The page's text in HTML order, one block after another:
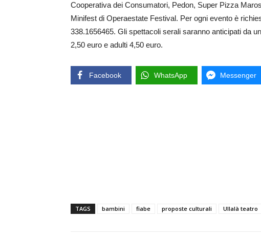
Cooperativa dei Consumatori, Pedon, Super Pizza
Minifest di Operaestate Festival. Per ogni evento è
338.1656465. Gli spettacoli serali saranno anticipati da
2,50 euro e adulti 4,50 euro.
Facebook WhatsApp Messenger
TAGS bambini fiabe proposte culturali Ullalà teatro